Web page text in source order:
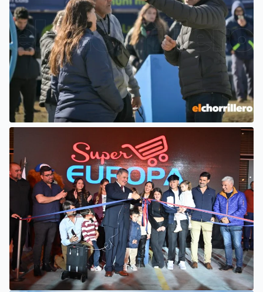
EL INTENDENTE HISSA ATENDIÓ
INQUIETUDES DE VECINOS DEL
BARRIO AMPPARE